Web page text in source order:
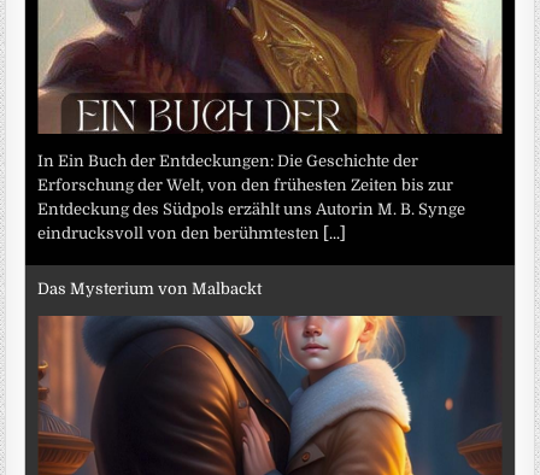
In Ein Buch der Entdeckungen: Die Geschichte der
Erforschung der Welt, von den frühesten Zeiten bis zur
Entdeckung des Südpols erzählt uns Autorin M. B. Synge
eindrucksvoll von den berühmtesten
[...]
Das Mysterium von Malbackt